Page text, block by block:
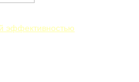
эффективностью